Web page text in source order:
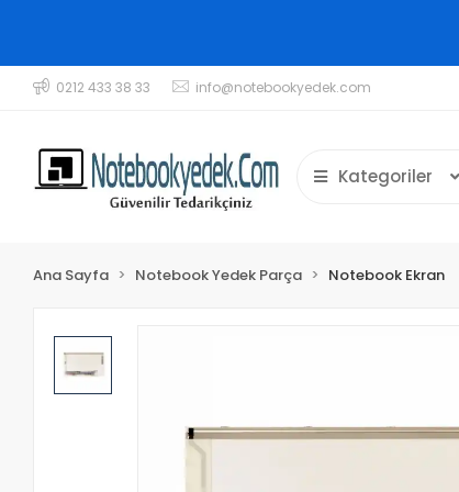
0212 433 38 33 info@notebookyedek.com
Kategoriler
Ana Sayfa Notebook Yedek Parça Notebook Ekran